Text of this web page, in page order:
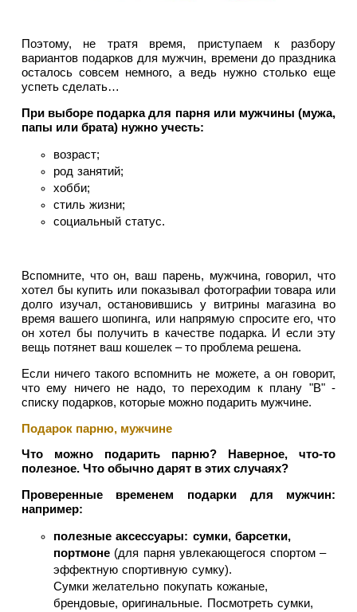
Поэтому, не тратя время, приступаем к разбору
вариантов подарков для мужчин, времени до праздника
осталось совсем немного, а ведь нужно столько еще
успеть сделать…
При выборе подарка для парня или мужчины (мужа,
папы или брата) нужно учесть:
возраст;
род занятий;
хобби;
стиль жизни;
социальный статус.
Вспомните, что он, ваш парень, мужчина, говорил, что
хотел бы купить или показывал фотографии товара или
долго изучал, остановившись у витрины магазина во
время вашего шопинга, или напрямую спросите его, что
он хотел бы получить в качестве подарка. И если эту
вещь потянет ваш кошелек – то проблема решена.
Если ничего такого вспомнить не можете, а он говорит,
что ему ничего не надо, то переходим к плану "B" -
списку подарков, которые можно подарить мужчине.
Подарок парню, мужчине
Что можно подарить парню? Наверное, что-то
полезное. Что обычно дарят в этих случаях?
Проверенные временем подарки для мужчин:
например:
полезные аксессуары: сумки, барсетки,
портмоне(для парня увлекающегося спортом –
эффектную спортивную сумку).
Сумки желательно покупать кожаные,
брендовые, оригинальные. Посмотреть сумки,